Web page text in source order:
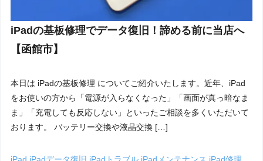
iPadの基板修理でデータ復旧！諦める前に当店へ
【函館市】
本日は iPadの基板修理 についてご紹介いたします。近年、iPad
をお使いの方から「電源が入らなくなった」「画面が真っ暗なま
ま」「充電しても反応しない」といったご相談を多くいただいて
おります。 バッテリー交換や液晶交換 […]
iPad iPadデータ復旧 iPadトラブル iPadメンテナンス iPad修理